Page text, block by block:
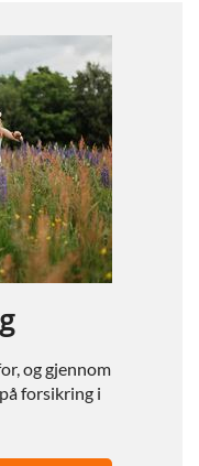
og gjennom
forsikring i